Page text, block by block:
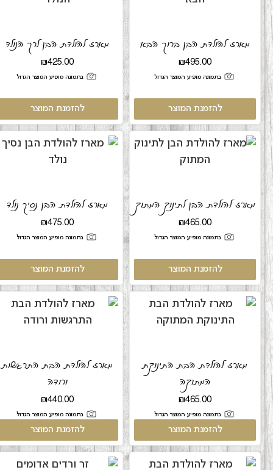
מארז להולדת הבן ברוך הבא
₪495.00
בתמונה מופיע המוצר הגדול
להזמנת המוצר
מארז להולדת הבן לרך הנולד
₪425.00
בתמונה מופיע המוצר הגדול
להזמנת המוצר
מארז להולדת הבן לתינוק המתוק
₪465.00
בתמונה מופיע המוצר הגדול
להזמנת המוצר
מארז להולדת הבן נסיך נולד
₪475.00
בתמונה מופיע המוצר הגדול
להזמנת המוצר
מארז להולדת הבת התינוקת
המתוקה
₪465.00
בתמונה מופיע המוצר הגדול
להזמנת המוצר
מארז להולדת הבת התרגשות
ורודה
₪440.00
בתמונה מופיע המוצר הגדול
להזמנת המוצר